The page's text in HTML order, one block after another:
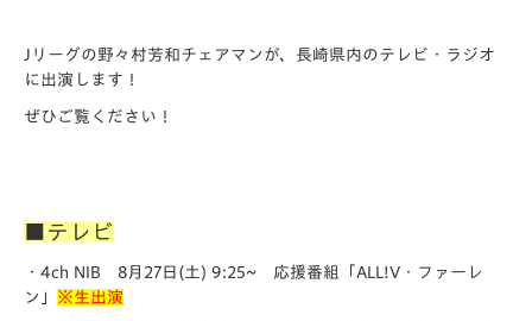
Jリーグの野々村芳和チェアマンが、長崎県内のテレビ・ラジオ
に出演します！
ぜひご覧ください！
■テレビ
・4ch NIB 8月27日(土) 9:25~ 応援番組「ALL!V・ファーレ
ン」 ※生出演